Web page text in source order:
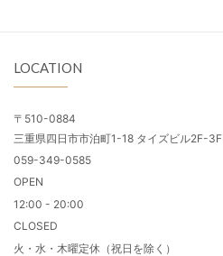
LOCATION
〒510-0884
三重県四日市市泊町1-18 タイズビル2F-3F
059-349-0585
OPEN
12:00 - 20:00
CLOSED
火・水・木曜定休（祝日を除く）